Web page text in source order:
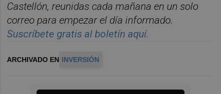
Castellón, reunidas cada mañana en un solo
correo para empezar el día informado.
Suscríbete gratis al boletín aquí.
ARCHIVADO EN INVERSIÓN